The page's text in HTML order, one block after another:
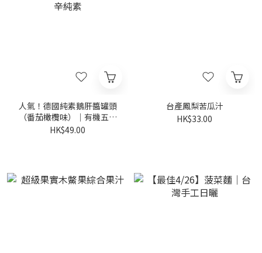
人氣！德國純素鵝肝醬罐頭
（番茄橄欖味）｜有機五辛
純素
HK$49.00
台產鳳梨苦瓜汁
HK$33.00